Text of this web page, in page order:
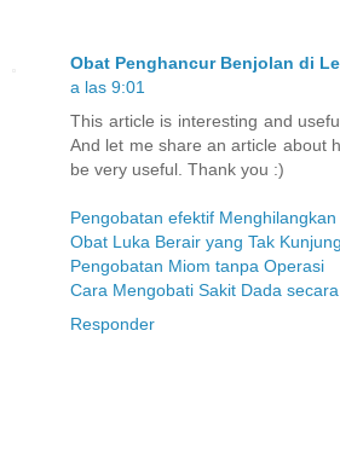
Obat Penghancur Benjolan di
a las 9:01
This article is interesting and
And let me share an article about
be very useful. Thank you :)
Pengobatan efektif
Obat Luka Berair yang Tak
Pengobatan Miom tanpa Operasi
Cara Mengobati Sakit Dada
Responder